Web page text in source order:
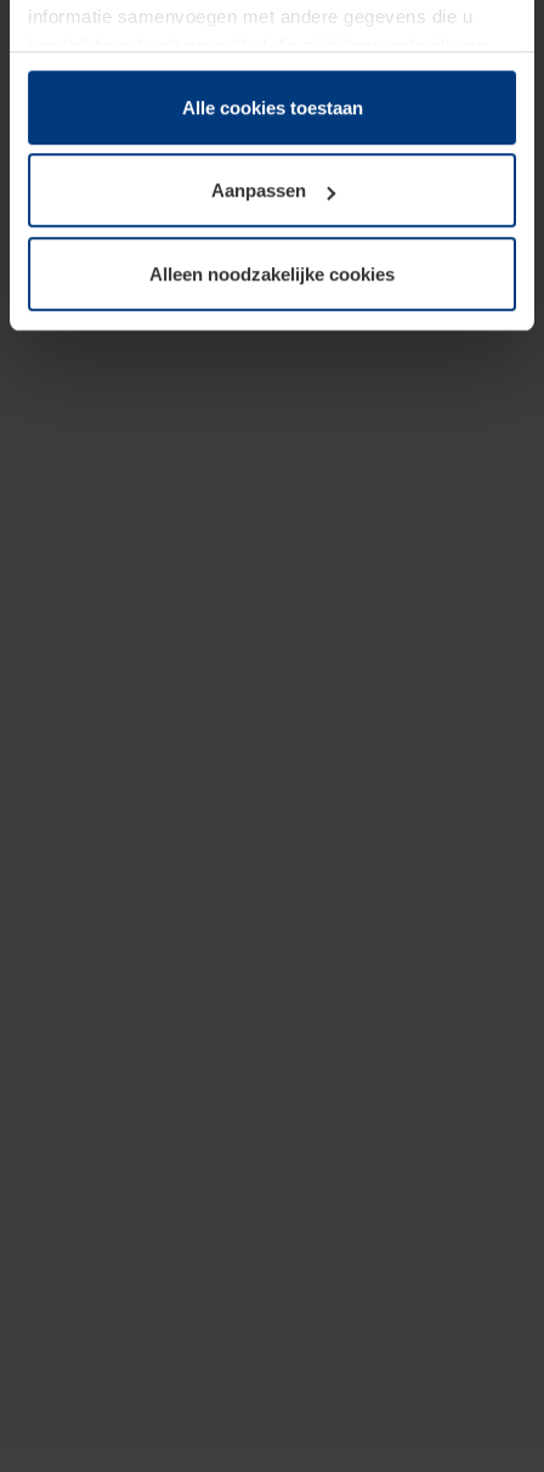
informatie samenvoegen met andere gegevens die u
hun diensten hebben verzameld.
Juridisch hebben wij het recht om cookies op uw
van deze pagina's absoluut vereist is. Voor alle andere
soorten cookies is uw toestemming benodigd. Uw
toestemming kunt u op elk moment bij de uitleg van de
wijzigen of herroepen.
Alle cookies toestaan
Aanpassen
Alleen noodzakelijke cookies